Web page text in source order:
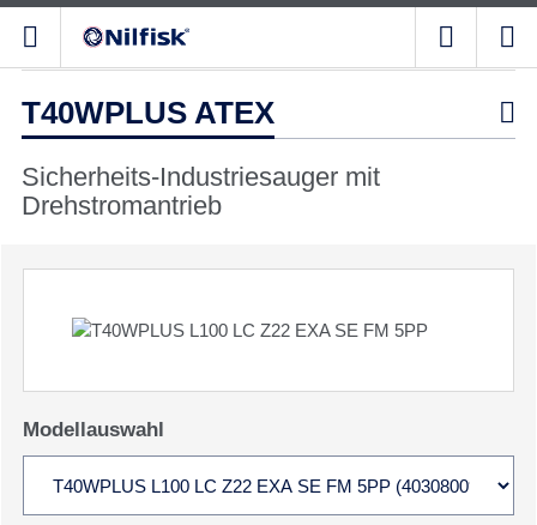
T40WPLUS ATEX 
Sicherheits-Industriesauger mit
Drehstromantrieb
Modellauswahl